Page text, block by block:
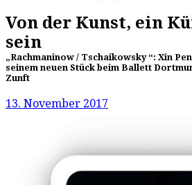
Von der Kunst, ein
sein
„Rachmaninow / Tschaikowsky “: Xin
seinem neuen Stück beim Ballett
Zunft
13. November 2017